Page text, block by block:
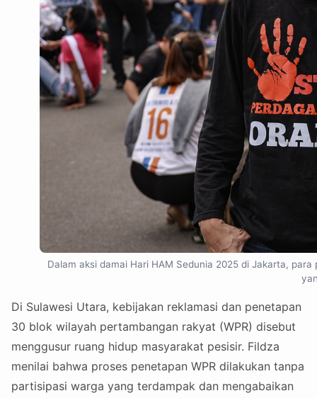
Dalam aksi damai Hari HAM Sedunia 2025 di Jakarta,
Di Sulawesi Utara, kebijakan reklamasi dan penetapan
30 blok wilayah pertambangan rakyat (WPR) disebut
menggusur ruang hidup masyarakat pesisir. Fildza
menilai bahwa proses penetapan WPR dilakukan tanpa
partisipasi warga yang terdampak dan mengabaikan